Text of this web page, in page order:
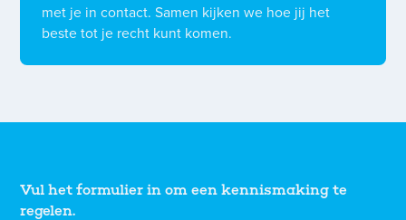
met je in contact. Samen kijken we hoe jij het
beste tot je recht kunt komen.
Vul het formulier in om een kennismaking te
regelen.